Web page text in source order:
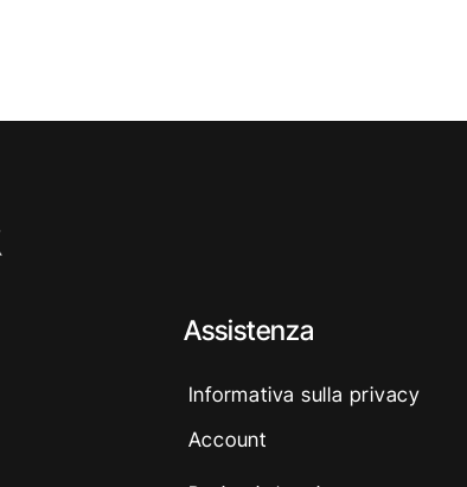
Assistenza
Informativa sulla privacy
Account